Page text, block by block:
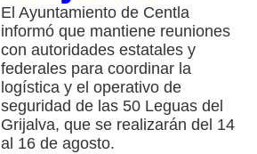
El Ayuntamiento de Centla
informó que mantiene reuniones
con autoridades estatales y
federales para coordinar la
logística y el operativo de
seguridad de las 50 Leguas del
Grijalva, que se realizarán del 14
al 16 de agosto.